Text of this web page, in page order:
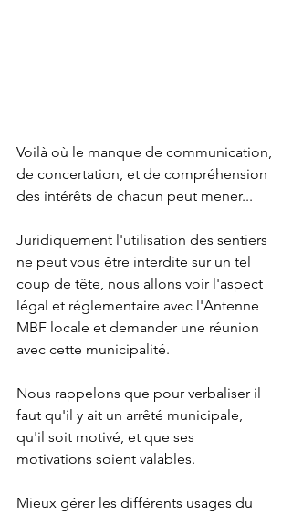
Voilà où le manque de communication,
de concertation, et de compréhension
des intérêts de chacun peut mener...
Juridiquement l'utilisation des sentiers
ne peut vous être interdite sur un tel
coup de tête, nous allons voir l'aspect
légal et réglementaire avec l'Antenne
MBF locale et demander une réunion
avec cette municipalité.
Nous rappelons que pour verbaliser il
faut qu'il y ait un arrêté municipale,
qu'il soit motivé, et que ses
motivations soient valables.
Mieux gérer les différents usages du